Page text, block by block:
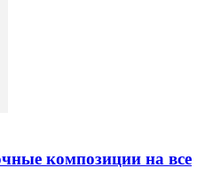
композиции на все